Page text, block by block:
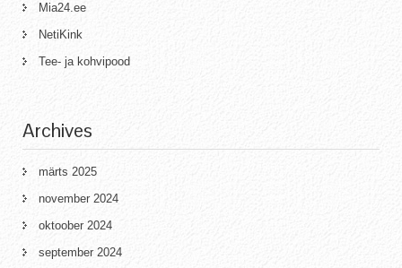
Mia24.ee
NetiKink
Tee- ja kohvipood
Archives
märts 2025
november 2024
oktoober 2024
september 2024